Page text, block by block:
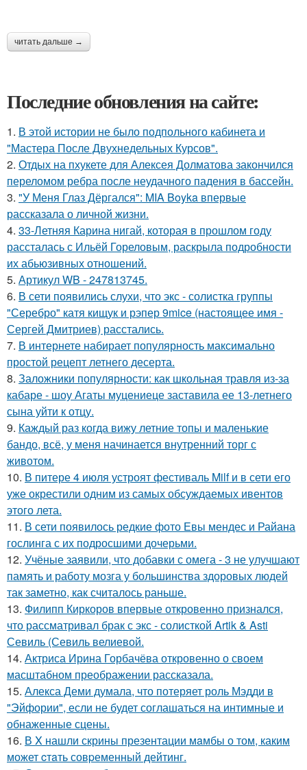
читать дальше →
Последние обновления на сайте:
1. В этой истории не было подпольного кабинета и
"Мастера После Двухнедельных Курсов".
2. Отдых на пхукете для Алексея Долматова закончился
переломом ребра после неудачного падения в бассейн.
3. "У Меня Глаз Дёргался": MIA Boyka впервые
рассказала о личной жизни.
4. 33-Летняя Карина нигай, которая в прошлом году
рассталась с Ильёй Гореловым, раскрыла подробности
их абьюзивных отношений.
5. Артикул WB - 247813745.
6. В сети появились слухи, что экс - солистка группы
"Серебро" катя кищук и рэпер 9mice (настоящее имя -
Сергей Дмитриев) расстались.
7. В интернете набирает популярность максимально
простой рецепт летнего десерта.
8. Заложники популярности: как школьная травля из-за
кабаре - шоу Агаты муцениеце заставила ее 13-летнего
сына уйти к отцу.
9. Каждый раз когда вижу летние топы и маленькие
бандо, всё, у меня начинается внутренний торг с
животом.
10. В питере 4 июля устроят фестиваль Milf и в сети его
уже окрестили одним из самых обсуждаемых ивентов
этого лета.
11. В сети появилось редкие фото Евы мендес и Райана
гослинга с их подросшими дочерьми.
12. Учёные заявили, что добавки с омега - 3 не улучшают
память и работу мозга у большинства здоровых людей
так заметно, как считалось раньше.
13. Филипп Киркоров впервые откровенно признался,
что рассматривал брак с экс - солисткой Artik & Asti
Севиль (Севиль велиевой.
14. Актриса Ирина Горбачёва откровенно о своем
масштабном преображении рассказала.
15. Алекса Деми думала, что потеряет роль Мэдди в
"Эйфории", если не будет соглашаться на интимные и
обнаженные сцены.
16. В X нашли скрины презентации мaмбы о том, каким
может cтaть совpеменный дейтинг.